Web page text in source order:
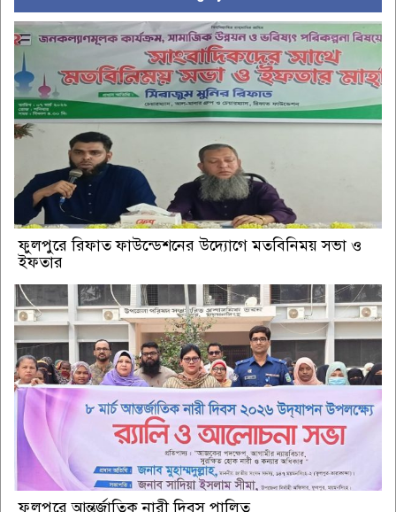
ফুলপুরে রিফাত ফাউন্ডেশনের উদ্যোগে মতবিনিময় সভা ও
ইফতার
ফুলপুরে আন্তর্জাতিক নারী দিবস পালিত